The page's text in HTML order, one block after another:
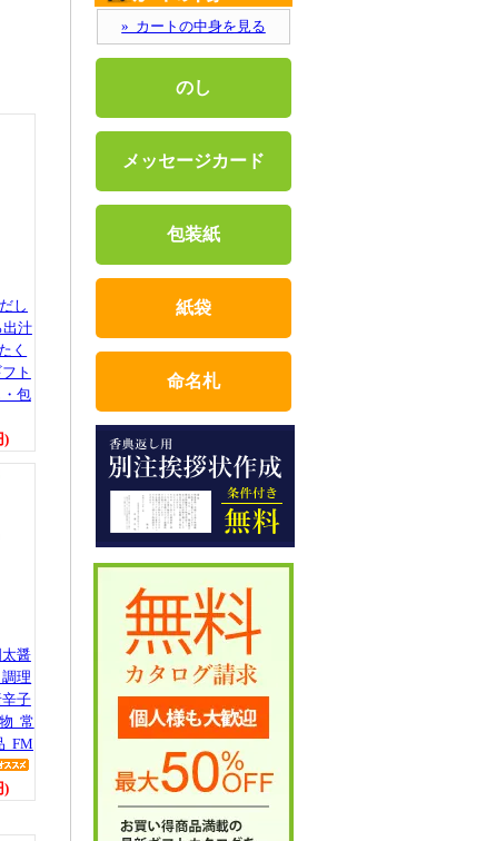
し
汁
く
ト
包
)
醤
理
子
常
FM
)
» カートの中身を見る
のし
メッセージカード
包装紙
紙袋
命名札